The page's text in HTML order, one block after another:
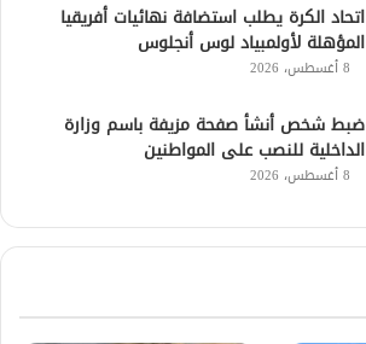
اتحاد الكرة يطلب استضافة نهائيات أفريقيا
المؤهلة لأولمبياد لوس أنجلوس
8 أغسطس، 2026
ضبط شخص أنشأ صفحة مزيفة باسم وزارة
الداخلية للنصب على المواطنين
8 أغسطس، 2026